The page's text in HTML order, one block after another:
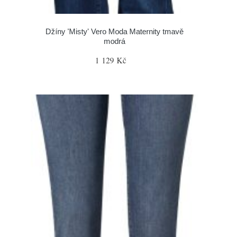
Džíny 'Misty' Vero Moda Maternity tmavě
modrá
1 129 Kč